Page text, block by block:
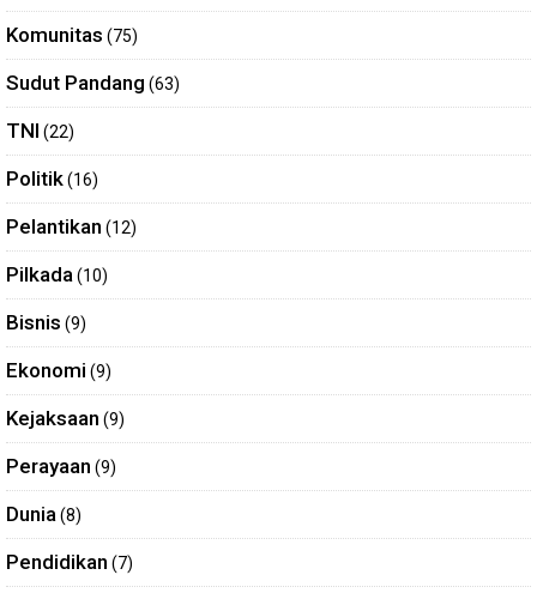
Komunitas (75)
Sudut Pandang (63)
TNI (22)
Politik(16)
Pelantikan (12)
Pilkada (10)
Bisnis (9)
Ekonomi (9)
Kejaksaan (9)
Perayaan (9)
Dunia (8)
Pendidikan (7)